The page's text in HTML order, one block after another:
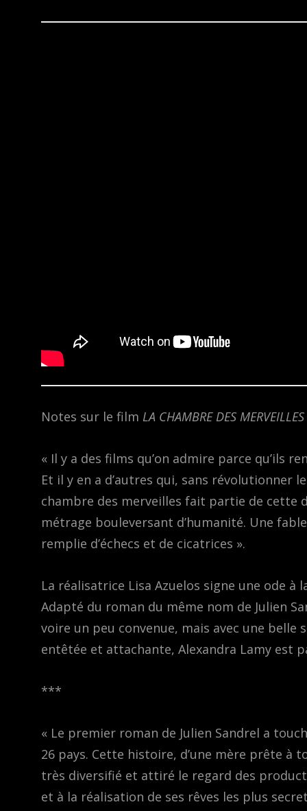
Notes sur le film LA CHAMBRE DES MERVEILLES
« Il y a des films qu’on admire parce qu’ils
Et il y en a d’autres qui, sans révolutionner
chambre des merveilles fait partie de cette
métrage bouleversant d’humanité. Une
remplie d’échecs et de cicatrices ».
La réalisatrice Lisa Azuelos signe une ode
Adapté du roman du même nom de Julien
voire un peu convenue, mais avec une
entêtée et attachante, Alexandra Lamy est
***
« Le premier roman de Julien Sandrel a
26 pays. Cette histoire, d’une mère prête
très diversifié et attiré le regard des
et à la réalisation de ses rêves les plus